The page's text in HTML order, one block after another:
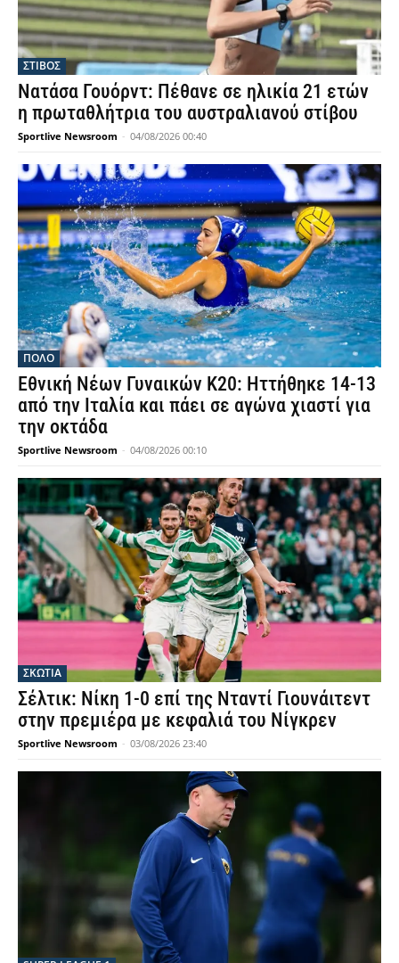
ΣΤΙΒΟΣ
Νατάσα Γουόρντ: Πέθανε σε ηλικία 21 ετών
η πρωταθλήτρια του αυστραλιανού στίβου
Sportlive Newsroom - 04/08/2026 00:40
ΠΟΛΟ
Εθνική Νέων Γυναικών Κ20: Ηττήθηκε 14-13
από την Ιταλία και πάει σε αγώνα χιαστί για
την οκτάδα
Sportlive Newsroom - 04/08/2026 00:10
ΣΚΩΤΙΑ
Σέλτικ: Νίκη 1-0 επί της Νταντί Γιουνάιτεντ
στην πρεμιέρα με κεφαλιά του Νίγκρεν
Sportlive Newsroom - 03/08/2026 23:40